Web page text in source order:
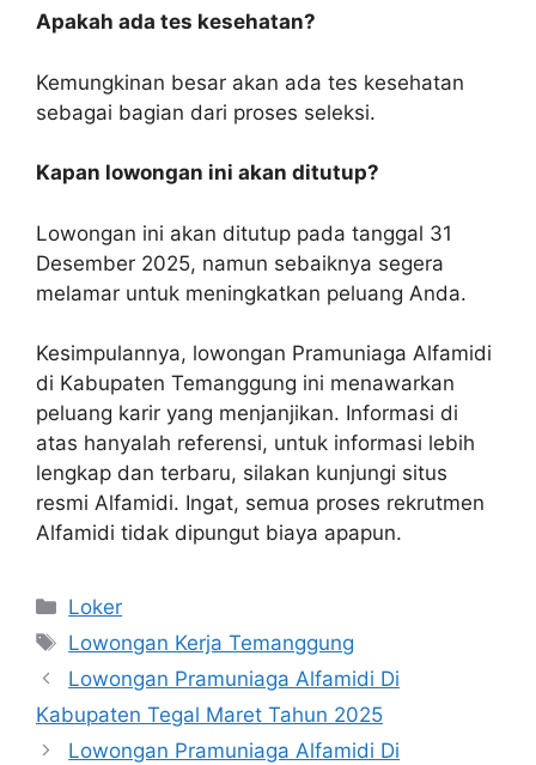
Apakah ada tes kesehatan?
Kemungkinan besar akan ada tes kesehatan
sebagai bagian dari proses seleksi.
Kapan lowongan ini akan ditutup?
Lowongan ini akan ditutup pada tanggal 31
Desember 2025, namun sebaiknya segera
melamar untuk meningkatkan peluang Anda.
Kesimpulannya, lowongan Pramuniaga Alfamidi
di Kabupaten Temanggung ini menawarkan
peluang karir yang menjanjikan. Informasi di
atas hanyalah referensi, untuk informasi lebih
lengkap dan terbaru, silakan kunjungi situs
resmi Alfamidi. Ingat, semua proses rekrutmen
Alfamidi tidak dipungut biaya apapun.
Kategori
Loker
Tag
Lowongan Kerja Temanggung
Lowongan Pramuniaga Alfamidi Di
Kabupaten Tegal Maret Tahun 2025
Lowongan Pramuniaga Alfamidi Di